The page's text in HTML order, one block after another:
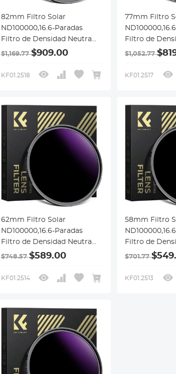
82mm Filtro Solar
ND100000,16.6-Paradas
Filtro de Densidad Neutra
Sólido para Cámara DSLR,
$1,169.77$909.00
KF01.2518
77mm Filtro
Filtro de
Sólido para
$1,052.77
KF01.2517
62mm Filtro Solar
ND100000,16.6-Paradas
Filtro de Densidad Neutra
Sólido para Cámara DSLR,
$748.57$589.00
KF01.2514
58mm Filtro
Filtro de
Sólido para
$701.77
KF01.2513